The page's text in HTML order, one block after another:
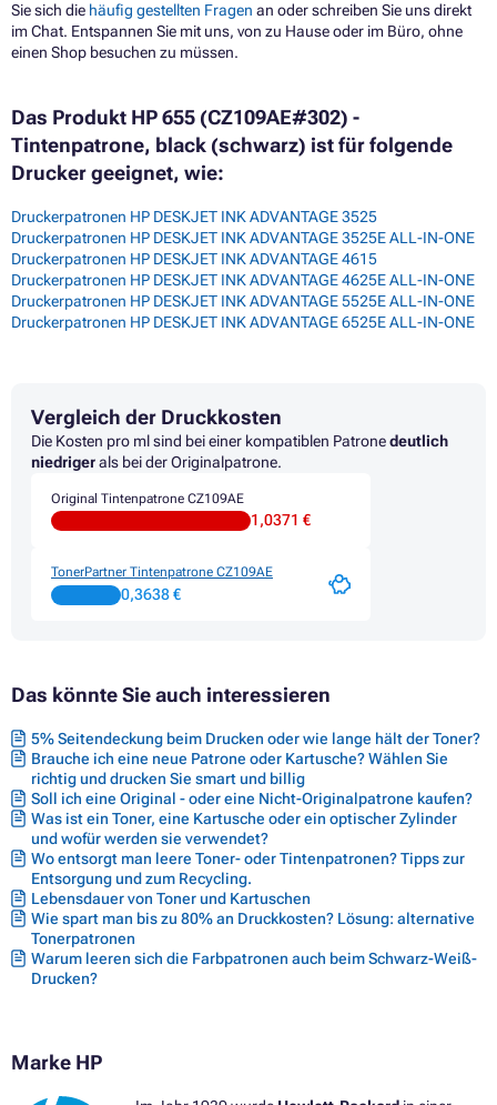
Sie sich die häufig gestellten Fragen an oder schreiben Sie uns direkt
im Chat. Entspannen Sie mit uns, von zu Hause oder im Büro, ohne
einen Shop besuchen zu müssen.
Das Produkt HP 655 (CZ109AE#302) -
Tintenpatrone, black (schwarz) ist für folgende
Drucker geeignet, wie:
Druckerpatronen HP DESKJET INK ADVANTAGE 3525
Druckerpatronen HP DESKJET INK ADVANTAGE 3525E ALL-IN-ONE
Druckerpatronen HP DESKJET INK ADVANTAGE 4615
Druckerpatronen HP DESKJET INK ADVANTAGE 4625E ALL-IN-ONE
Druckerpatronen HP DESKJET INK ADVANTAGE 5525E ALL-IN-ONE
Druckerpatronen HP DESKJET INK ADVANTAGE 6525E ALL-IN-ONE
Vergleich der Druckkosten
Die Kosten pro ml sind bei einer kompatiblen Patronedeutlich
niedrigerals bei der Originalpatrone.
Original Tintenpatrone CZ109AE
1,0371 €
TonerPartner Tintenpatrone CZ109AE
0,3638 €
Das könnte Sie auch interessieren
5% Seitendeckung beim Drucken oder wie lange hält der Toner?
Brauche ich eine neue Patrone oder Kartusche? Wählen Sie
richtig und drucken Sie smart und billig
Soll ich eine Original - oder eine Nicht-Originalpatrone kaufen?
Was ist ein Toner, eine Kartusche oder ein optischer Zylinder
und wofür werden sie verwendet?
Wo entsorgt man leere Toner- oder Tintenpatronen? Tipps zur
Entsorgung und zum Recycling.
Lebensdauer von Toner und Kartuschen
Wie spart man bis zu 80% an Druckkosten? Lösung: alternative
Tonerpatronen
Warum leeren sich die Farbpatronen auch beim Schwarz-Weiß-
Drucken?
Marke HP